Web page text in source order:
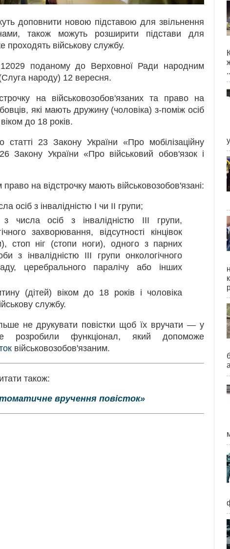
доповнити новою підставою для звільнення
також можуть розширити підстави для
проходять військову службу.
поданому до Верховної Ради народним
народу) 12 вересня.
на військовозобов'язаних та право на
які мають дружину (чоловіка) з-поміж осіб
до 18 років.
23 Закону України «Про мобілізаційну
Закону України «Про військовий обов'язок і
на відстрочку мають військовозобов'язані:
осіб з інвалідністю I чи II групи;
числа осіб з інвалідністю III групи,
захворювання, відсутності кінцівок
стоп ніг (стопи ноги), одного з парних
з інвалідністю III групи онкологічного
церебрального паралічу або інших
(дітей) віком до 18 років і чоловіка
службу.
не друкувати повістки щоб їх вручати — у
розробили функціонал, який допоможе
військовозобов'язаним.
також:
вручення повісток»